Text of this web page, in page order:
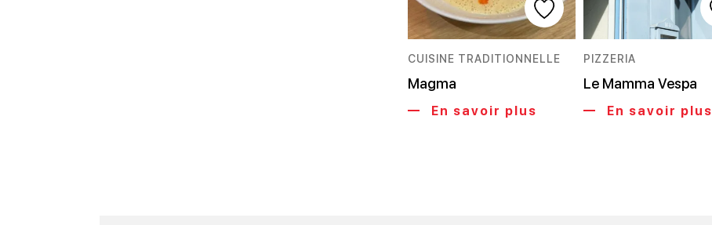
CUISINE TRADITIONNELLE
Magma
En savoir plus
PIZZERIA
Le Mamma Vespa
En savoir plus